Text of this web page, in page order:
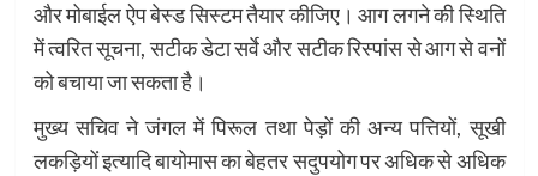
और मोबाईल ऐप बेस्ड सिस्टम तैयार कीजिए। आग लगने की स्थिति
में त्वरित सूचना, सटीक डेटा सर्वे और सटीक रिस्पांस से आग से वनों
को बचाया जा सकता है।
मुख्य सचिव ने जंगल में पिरूल तथा पेड़ों की अन्य पत्तियों, सूखी
लकड़ियों इत्यादि बायोमास का बेहतर सदुपयोग पर अधिक से अधिक